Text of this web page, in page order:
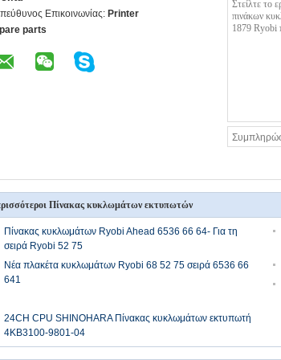
Επικοινωνίας: Printer
parts
Πίνακας κυκλωμάτων εκτυπωτών
Πίνακας κυκλωμάτων Ryobi Ahead 6536 66 64- Για τη
σειρά Ryobi 52 75
Νέα πλακέτα κυκλωμάτων Ryobi 68 52 75 σειρά 6536 66
641
24CH CPU SHINOHARA Πίνακας κυκλωμάτων εκτυπωτή
4KB3100-9801-04